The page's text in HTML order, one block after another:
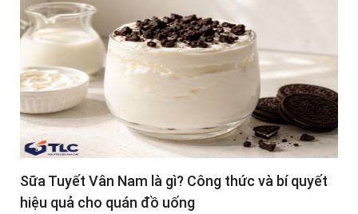
Sữa Tuyết Vân Nam là gì? Công thức và bí quyết
hiệu quả cho quán đồ uống